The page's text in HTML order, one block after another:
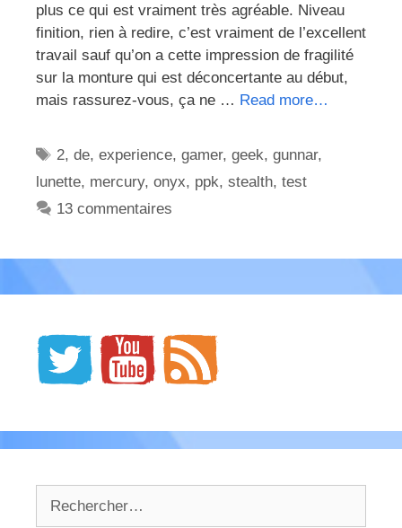
plus ce qui est vraiment très agréable. Niveau
finition, rien à redire, c’est vraiment de l’excellent
travail sauf qu’on a cette impression de fragilité
sur la monture qui est déconcertante au début,
mais rassurez-vous, ça ne … Read more…
Étiquettes
2,de,experience,gamer,geek,gunnar,
lunette, mercury, onyx, ppk, stealth, test
13 commentaires